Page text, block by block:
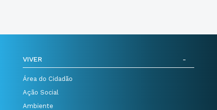
VIVER
Área do Cidadão
Ação Social
Ambiente